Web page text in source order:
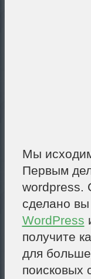
Мы
Первым
wordpress.
сделано
WordPress
получите
для
поисковых